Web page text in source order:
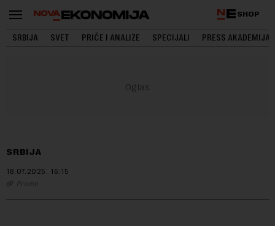
SHOP
SRBIJA SVET PRIČE I ANALIZE SPECIJALI PRESS AKADEMIJA
SRBIJA
18.07.2025. 16:15
Promo